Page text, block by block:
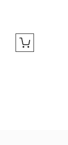
Quickbuy